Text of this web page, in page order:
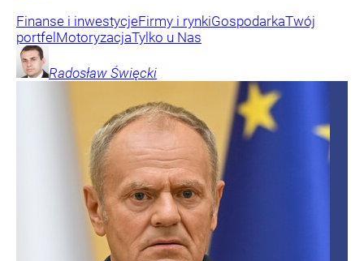
Finanse i inwestycjeFirmy i rynkiGospodarkaTwój
portfelMotoryzacjaTylko u Nas
Radosław Święcki